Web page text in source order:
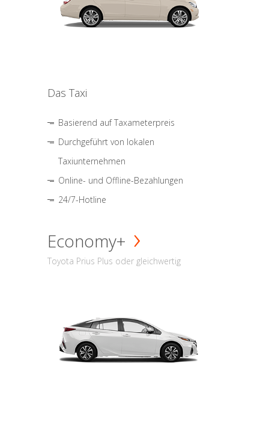
Das Taxi
Basierend auf Taxameterpreis
Durchgeführt von lokalen
Taxiunternehmen
Online- und Offline-Bezahlungen
24/7-Hotline
Economy+
Toyota Prius Plus oder gleichwertig